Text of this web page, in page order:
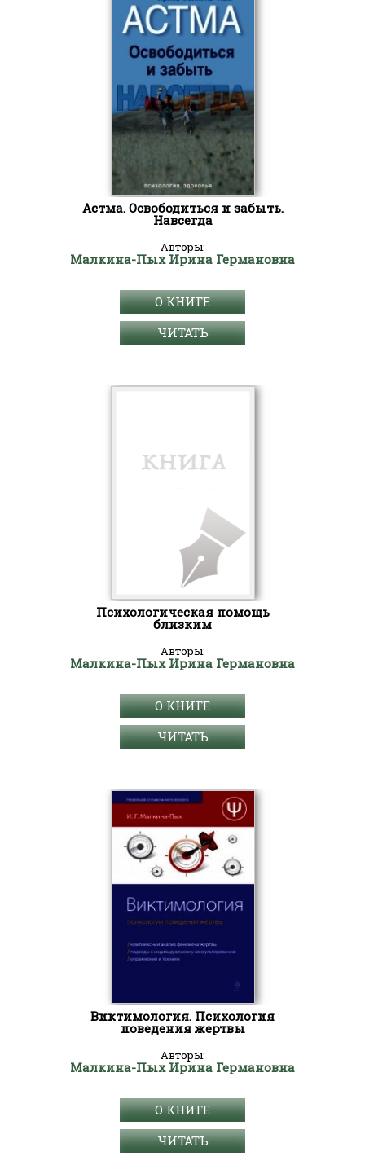
Астма. Освободиться и забыть.
Навсегда
Авторы:
Малкина-Пых Ирина Германовна
О КНИГЕ
ЧИТАТЬ
Психологическая помощь
близким
Авторы:
Малкина-Пых Ирина Германовна
О КНИГЕ
ЧИТАТЬ
Виктимология. Психология
поведения жертвы
Авторы:
Малкина-Пых Ирина Германовна
О КНИГЕ
ЧИТАТЬ